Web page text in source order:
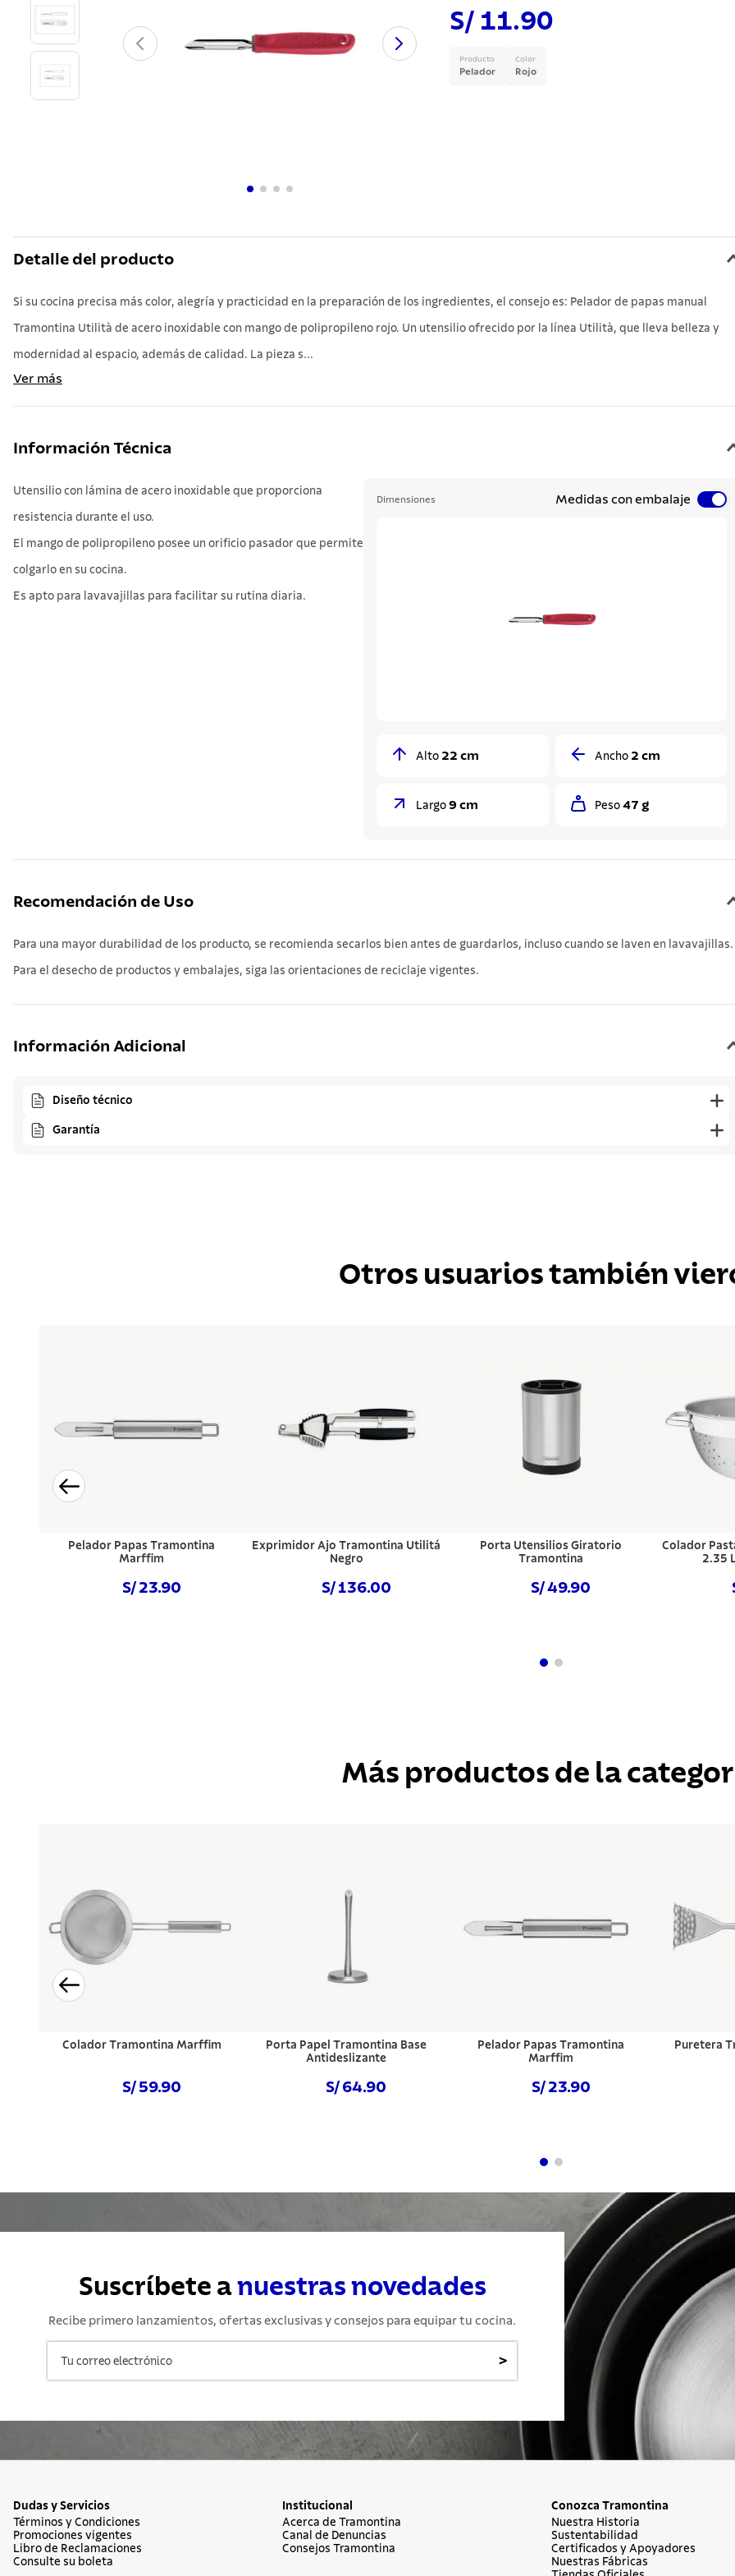
S/ 11.90
Producto
Pelador
Color
Rojo
Detalle del producto
Si su cocina precisa más color, alegría y practicidad en la preparación de los ingredientes, el consejo es: Pelador de papas manual
Tramontina Utilità de acero inoxidable con mango de polipropileno rojo. Un utensilio ofrecido por la línea Utilità, que lleva belleza y
modernidad al espacio, además de calidad. La pieza s...
Ver más
Información Técnica
Utensilio con lámina de acero inoxidable que proporciona
resistencia durante el uso.
El mango de polipropileno posee un orificio pasador que permite
colgarlo en su cocina.
Es apto para lavavajillas para facilitar su rutina diaria.
Dimensiones Medidas con embalaje
Alto 22 cm Ancho 2 cm
Largo 9 cm Peso 47 g
Recomendación de Uso
Para una mayor durabilidad de los producto, se recomienda secarlos bien antes de guardarlos, incluso cuando se laven en lavavajillas.
Para el desecho de productos y embalajes, siga las orientaciones de reciclaje vigentes.
Información Adicional
Diseño técnico
Garantía
Otros usuarios también
Pelador Papas Tramontina
Marffim
S/ 23.90
Exprimidor Ajo Tramontina Utilitá
Negro
S/ 136.00
Porta Utensilios Giratorio
Tramontina
S/ 49.90
Colador
2.35
Más productos de la
Colador Tramontina Marffim
S/ 59.90
Porta Papel Tramontina Base
Antideslizante
S/ 64.90
Pelador Papas Tramontina
Marffim
S/ 23.90
Puretera
Suscríbete anuestras novedades
Recibe primero lanzamientos, ofertas exclusivas y consejos para equipar tu cocina.
>
Dudas y Servicios
Términos y Condiciones
Promociones vigentes
Libro de Reclamaciones
Consulte su boleta
Institucional
Acerca de Tramontina
Canal de Denuncias
Consejos Tramontina
Conozca Tramontina
Nuestra Historia
Sustentabilidad
Certificados y Apoyadores
Nuestras Fábricas